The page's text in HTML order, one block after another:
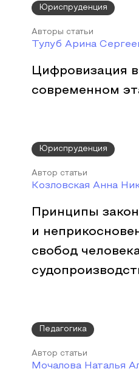
Юриспруденция
Авторы статьи
Тулуб Арина
Цифровизация
современном
Юриспруденция
Автор статьи
Козловская Анна
Принципы
и
свобод
Педагогика
Автор статьи
Мочалова Наталья